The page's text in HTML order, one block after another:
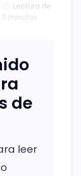
Lectura de
3 minutos
de
leer